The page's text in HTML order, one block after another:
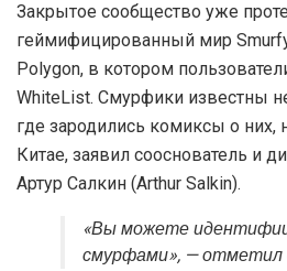
Закрытое сообщество уже
геймифицированный мир
Polygon, в котором
WhiteList. Смурфики известны
где зародились комиксы о
Китае, заявил сооснователь и
Артур Салкин (Arthur Salkin).
«Вы можете
смурфами», — отметил